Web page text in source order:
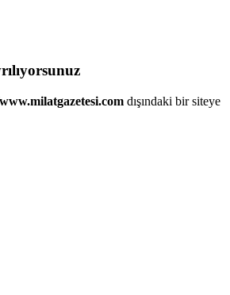
dışındaki bir siteye